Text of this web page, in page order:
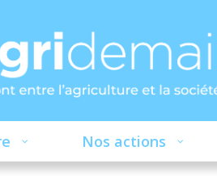
Nos actions